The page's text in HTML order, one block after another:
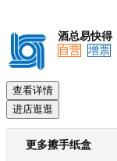
酒总易快得
自营
增票
查看详情
进店逛逛
更多擦手纸盒